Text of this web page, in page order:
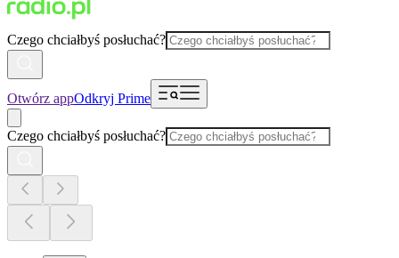
Czego chciałbyś posłuchać?
Otwórz appOdkryj Prime
Czego chciałbyś posłuchać?